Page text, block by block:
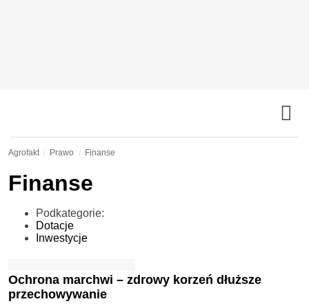
Agrofakt Prawo Finanse
Finanse
Podkategorie:
Dotacje
Inwestycje
Ochrona marchwi – zdrowy korzeń dłuższe
przechowywanie